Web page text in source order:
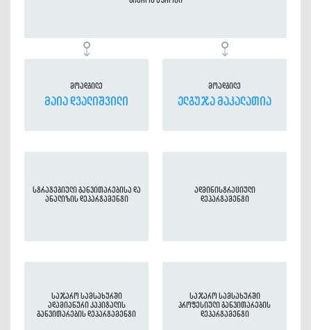
მოადგილე
მაია დვალიშვილი
სტრატეგიული განვითარებისა და
ანალიზის დეპარტამენტი
საჯარო სამსახურში
ადამიანური კაპიტალის
განვითარების დეპარტამენტი
მოადგილე
ელგუჯა მაკალათია
ადმინისტრაციული
დეპარტამენტი
საჯარო სამსახურში
პროფესიული განვითარების
დეპარტამენტი